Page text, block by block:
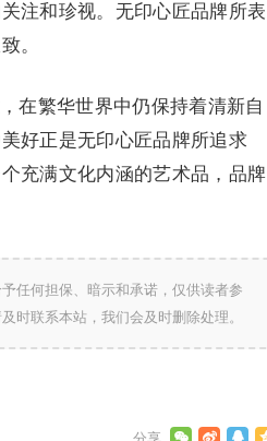
注和珍视。无印心匠品牌所表
。
在繁华世界中仍保持着清新自
好正是无印心匠品牌所追求
充满文化内涵的艺术品，品牌
任何担保、暗示和承诺，仅供读者参
时联系本站，我们会及时删除处理。